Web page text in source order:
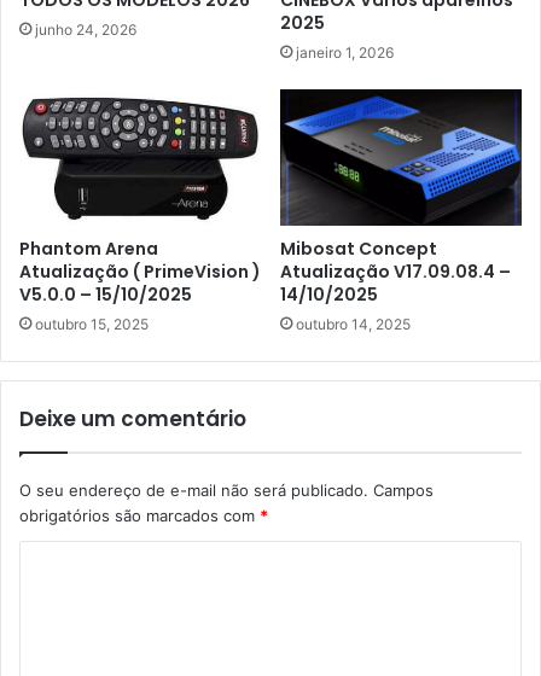
junho 24, 2026
2025
janeiro 1, 2026
Phantom Arena
Atualização ( PrimeVision )
V5.0.0 – 15/10/2025
outubro 15, 2025
Mibosat Concept
Atualização V17.09.08.4 –
14/10/2025
outubro 14, 2025
Deixe um comentário
O seu endereço de e-mail não será publicado. Campos
obrigatórios são marcados com *